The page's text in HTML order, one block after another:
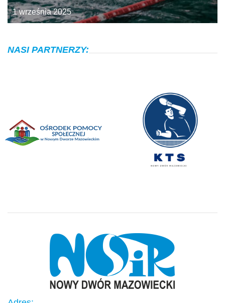
1 września 2025
NASI PARTNERZY: